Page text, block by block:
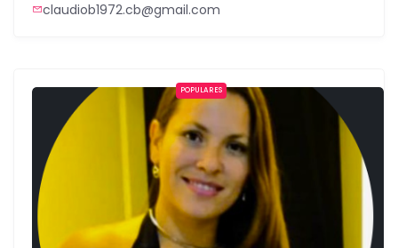
claudiob1972.cb@gmail.com
POPULARES